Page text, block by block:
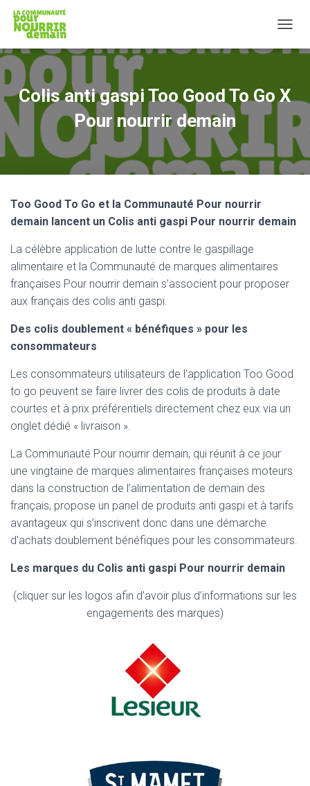
O
L
E
O
Colis anti gaspi Too Good To Go X
Pour nourrir demain
Too Good To Go et la Communauté Pour nourrir
demain lancent un Colis anti gaspi Pour nourrir demain
La célèbre application de lutte contre le gaspillage
alimentaire et la Communauté de marques alimentaires
françaises Pour nourrir demain s’associent pour proposer
aux français des colis anti gaspi.
Des colis doublement « bénéfiques » pour les
consommateurs
Les consommateurs utilisateurs de l’application Too Good
to go peuvent se faire livrer des colis de produits à date
courtes et à prix préférentiels directement chez eux via un
onglet dédié « livraison ».
La Communauté Pour nourrir demain, qui réunit à ce jour
une vingtaine de marques alimentaires françaises moteurs
dans la construction de l’alimentation de demain des
français, propose un panel de produits anti gaspi et à tarifs
avantageux qui s’inscrivent donc dans une démarche
d’achats doublement bénéfiques pour les consommateurs.
Les marques du Colis anti gaspi Pour nourrir demain
(cliquer sur les logos afin d’avoir plus d’informations sur les
engagements des marques)